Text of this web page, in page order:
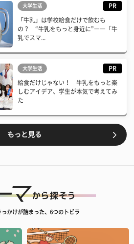
大学生活 PR
「牛乳」は学校給食だけで飲むも
の？ “牛乳をもっと身近に”――「牛
乳でスマ...
大学生活 PR
給食だけじゃない！ 牛乳をもっと楽
しむアイデア、学生が本気で考えてみ
た
もっと見る
っかけが詰まった、6つのトビラ